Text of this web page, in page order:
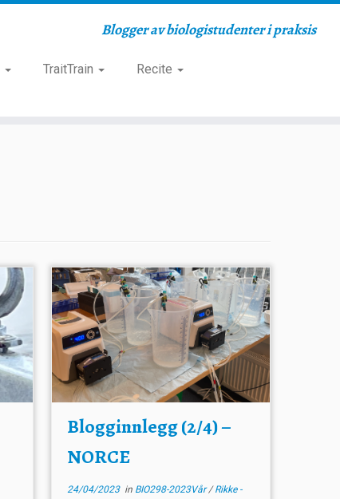
Blogger av biologistudenter i praksis
TraitTrain
Recite
Blogginnlegg (2/4) –
NORCE
24/04/2023in BIO298-2023Vår/Rikke -